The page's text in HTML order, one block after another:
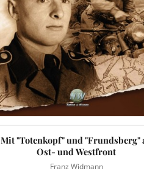
Mit "Totenkopf" und "Frundsberg"
Ost- und Westfront
Franz Widmann